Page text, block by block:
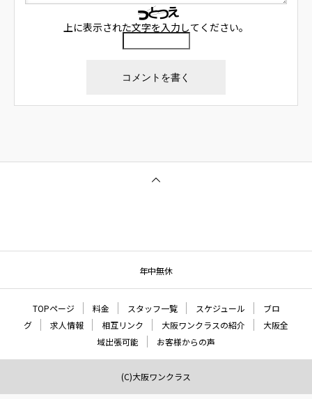
上に表示された文字を入力してください。
年中無休
TOPページ 料金 スタッフ一覧 スケジュール
ブロ
グ
求人情報 相互リンク 大阪ワンクラスの紹介
大阪全
域出張可能
お客様からの声
(C)大阪ワンクラス